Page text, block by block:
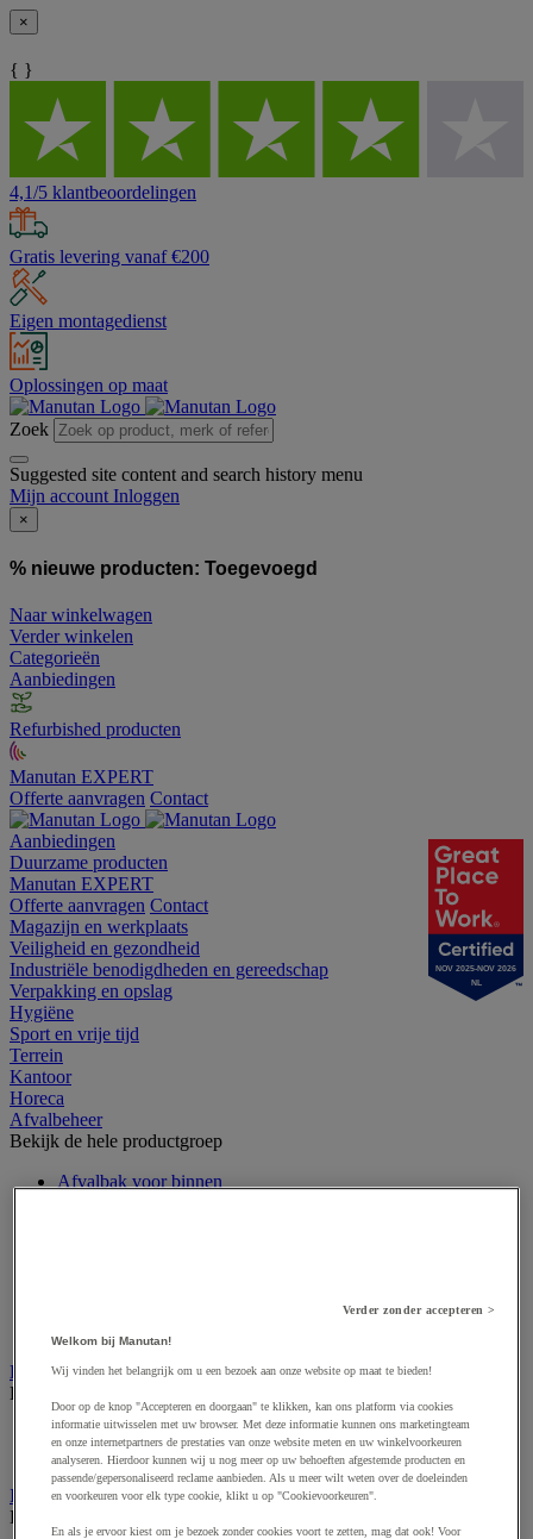
×
{ }
4,1/5 klantbeoordelingen
Gratis levering vanaf €200
Eigen montagedienst
Oplossingen op maat
Zoek
Suggested site content and search history menu
Mijn account Inloggen
×
% nieuwe producten: Toegevoegd
Naar winkelwagen
Verder winkelen
Categorieën
Aanbiedingen
Refurbished producten
Manutan EXPERT
Offerte aanvragen Contact
Aanbiedingen
Duurzame producten
Manutan EXPERT
Offerte aanvragen Contact
Magazijn en werkplaats
Veiligheid en gezondheid
Industriële benodigdheden en gereedschap
Verpakking en opslag
Hygiëne
Sport en vrije tijd
Terrein
Kantoor
Horeca
Afvalbeheer
Bekijk de hele productgroep
Afvalbak voor binnen
Handdoeken en handdoekdispenser
Bekijk de hele productgroep
Handdoek gevouwen en rollen
Handdoekdispenser en toebehoren
Industrieel reinigen
Bekijk de hele productgroep
NOV 2025-NOV 2026
NL
Verder zonder accepteren >
Welkom bij Manutan!
Wij vinden het belangrijk om u een bezoek aan onze website op maat te bieden!
Door op de knop "Accepteren en doorgaan" te klikken, kan ons platform via cookies
informatie uitwisselen met uw browser. Met deze informatie kunnen ons marketingteam
en onze internetpartners de prestaties van onze website meten en uw winkelvoorkeuren
analyseren. Hierdoor kunnen wij u nog meer op uw behoeften afgestemde producten en
passende/gepersonaliseerd reclame aanbieden. Als u meer wilt weten over de doeleinden
en voorkeuren voor elk type cookie, klikt u op "Cookievoorkeuren".
En als je ervoor kiest om je bezoek zonder cookies voort te zetten, mag dat ook! Voor